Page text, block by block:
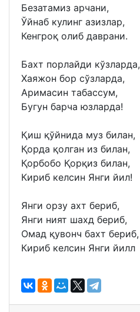
Безатамиз арчани,
Ўйнаб кулинг азизлар,
Кенгроқ олиб даврани.
Бахт порлайди кўзларда,
Хаяжон бор сўзларда,
Aримасин табассум,
Бугун барча юзларда!
Қиш қўйнида муз билан,
Қорда қолган из билан,
Қорбобо Қорқиз билан,
Кириб келсин Янги йил!
Янги орзу ахт бериб,
Янги ният шахд бериб,
Омад қувонч бахт бериб,
Кириб келсин Янги йилл